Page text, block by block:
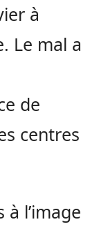
à
Le mal a
de
centres
l’image